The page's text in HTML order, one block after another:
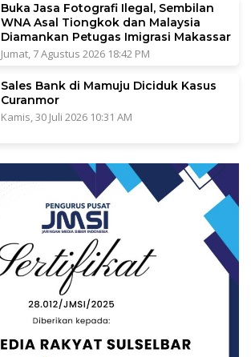
Buka Jasa Fotografi Ilegal, Sembilan
WNA Asal Tiongkok dan Malaysia
Diamankan Petugas Imigrasi Makassar
Jumat, 7 Agustus 2026 18:42 PM
Sales Bank di Mamuju Diciduk Kasus
Curanmor
Kamis, 30 Juli 2026 10:31 AM